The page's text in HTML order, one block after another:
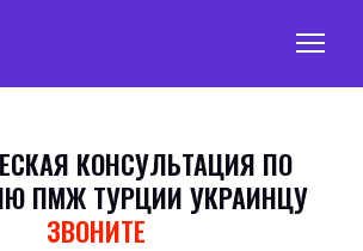
КОНСУЛЬТАЦИЯ ПО
ПМЖ ТУРЦИИ УКРАИНЦУ
ЗВОНИТЕ